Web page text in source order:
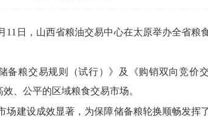
日，山西省粮油交易中心在太原举办全省粮
备粮交易规则（试行）》及《购销双向竞价
、公平的区域粮食交易市场。
建设成效显著，为保障储备粮轮换顺畅发挥